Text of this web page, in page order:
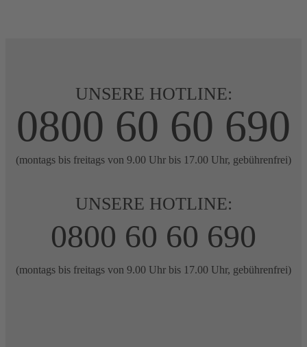
UNSERE HOTLINE:
0800 60 60 690
(montags bis freitags von 9.00 Uhr bis 17.00 Uhr, gebührenfrei)
UNSERE HOTLINE:
0800 60 60 690
(montags bis freitags von 9.00 Uhr bis 17.00 Uhr, gebührenfrei)